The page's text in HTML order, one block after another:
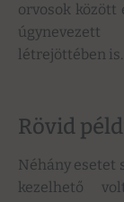
orvosok között
létrejöttében is.
Rövid
Néhány esetet
kezelhető